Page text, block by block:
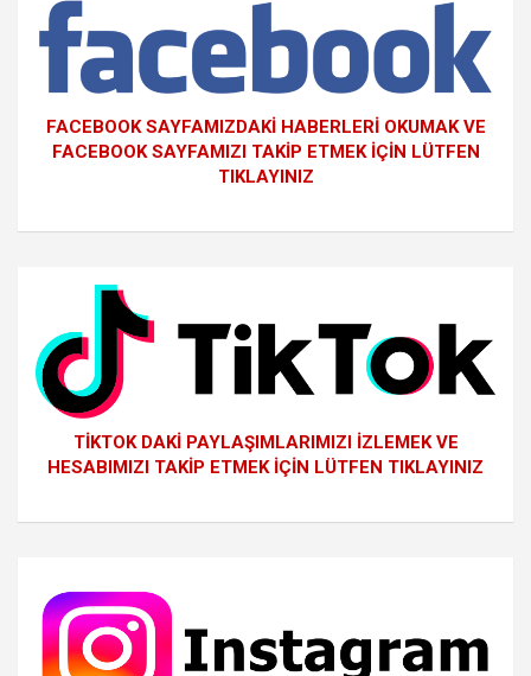
FACEBOOK SAYFAMIZDAKİ HABERLERİ OKUMAK VE
FACEBOOK SAYFAMIZI TAKİP ETMEK İÇİN LÜTFEN
TIKLAYINIZ
TİKTOK DAKİ PAYLAŞIMLARIMIZI İZLEMEK VE
HESABIMIZI TAKİP ETMEK İÇİN LÜTFEN TIKLAYINIZ